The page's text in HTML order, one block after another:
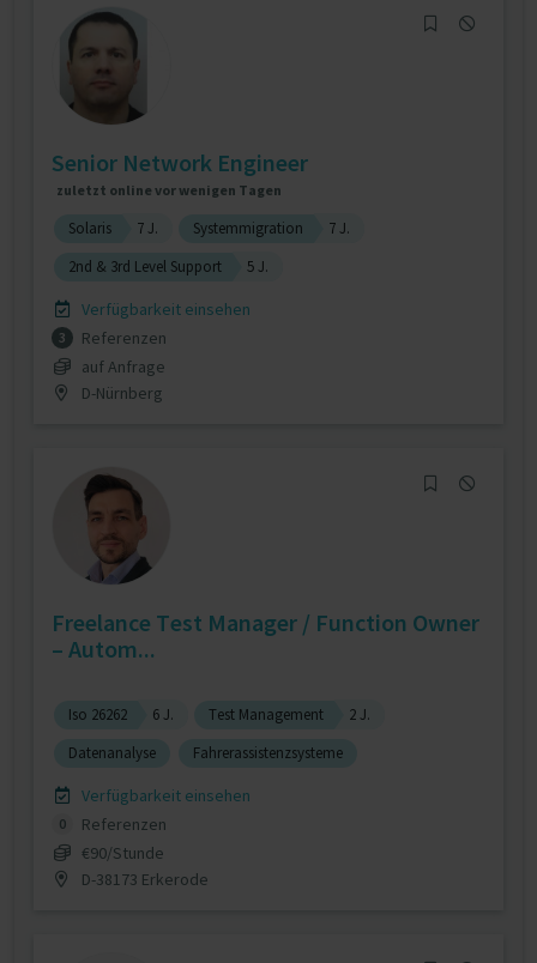
Senior Network Engineer
zuletzt online vor wenigen Tagen
Solaris 7 J. Systemmigration
7 J.
2nd & 3rd Level Support
5 J.
Verfügbarkeit einsehen
3
Referenzen
auf Anfrage
D-Nürnberg
Freelance Test Manager / Function Owner
– Autom...
Iso 26262 6 J. Test Management
2 J.
Datenanalyse
Fahrerassistenzsysteme
Verfügbarkeit einsehen
0
Referenzen
€90/Stunde
D-38173 Erkerode